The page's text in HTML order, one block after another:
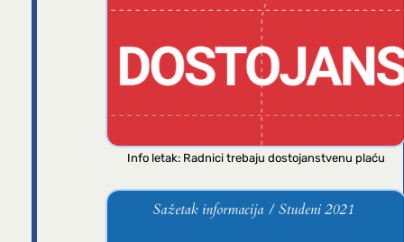
Info letak: Radnici trebaju dostojanstvenu plaću